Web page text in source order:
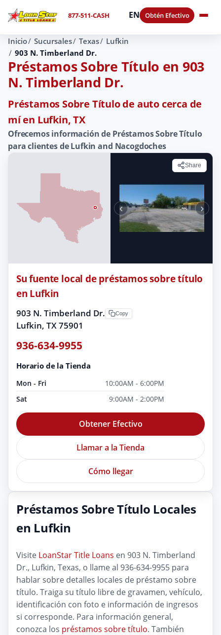
877-511-CASH EN Obtén Efectivo
Inicio Sucursales Texas
Lufkin
903 N. Timberland Dr.
Préstamos Sobre Título en 903
N. Timberland Dr.
Préstamos Sobre Título de auto cerca de
mí en Lufkin, TX
Ofrecemos información de Préstamos Sobre Título
para clientes de Lufkin and Nacogdoches
Share
‹ ›
Su fuente local de préstamos sobre título
en Lufkin
903 N. Timberland Dr.
Lufkin, TX 75901
Copy
936-634-9955
Horario de la Tienda
Mon - Fri
10:00AM - 6:00PM
Sat
9:00AM - 2:00PM
Obtener Efectivo
Llamar a la Tienda
Cómo llegar
Préstamos Sobre Título Locales
en Lufkin
Visite LoanStar Title Loans en 903 N. Timberland
Dr., Lufkin, Texas, o llame al 936-634-9955 para
hablar sobre detalles locales de préstamo sobre
título. Traiga su título libre de gravamen, vehículo,
identificación con foto e información de ingresos
si corresponde. Para información general,
conozca los préstamos sobre título. También